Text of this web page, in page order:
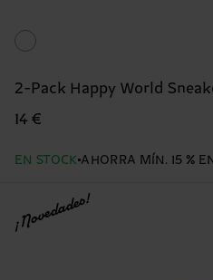
2-Pack Happy World
14 €
EN STOCK AHORRA MÍN. 15 %
¡Novedades!